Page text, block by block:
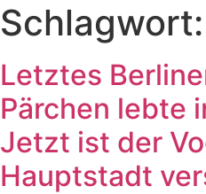
Schlagwort:
Letztes
Pärchen lebte
Jetzt ist der
Hauptstadt